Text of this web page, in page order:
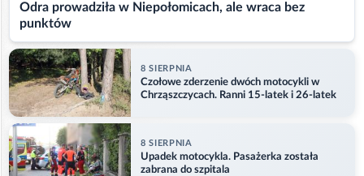
Odra prowadziła w Niepołomicach, ale wraca bez
punktów
8 SIERPNIA
Czołowe zderzenie dwóch motocykli w
Chrząszczycach. Ranni 15-latek i 26-latek
8 SIERPNIA
Upadek motocykla. Pasażerka została
zabrana do szpitala